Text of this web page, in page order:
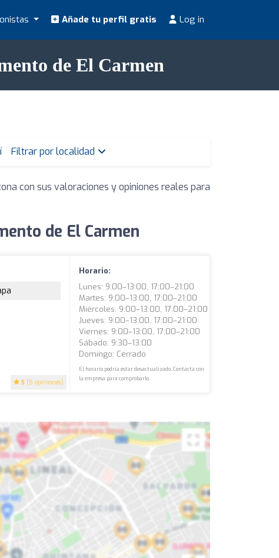
Añade tu perfil gratis Log in
de El Carmen
Filtrar por localidad
con sus valoraciones y opiniones reales para
de El Carmen
5 (5 opiniones)
Horario:
Lunes: 9:00–13:00, 17:00–21:00
Martes: 9:00–13:00, 17:00–21:00
Miércoles: 9:00–13:00, 17:00–21:00
Jueves: 9:00–13:00, 17:00–21:00
Viernes: 9:00–13:00, 17:00–21:00
Sábado: 9:30–13:00
Domingo: Cerrado
El horario podría estar desactualizado. Contacta con
la empresa para comprobarlo.